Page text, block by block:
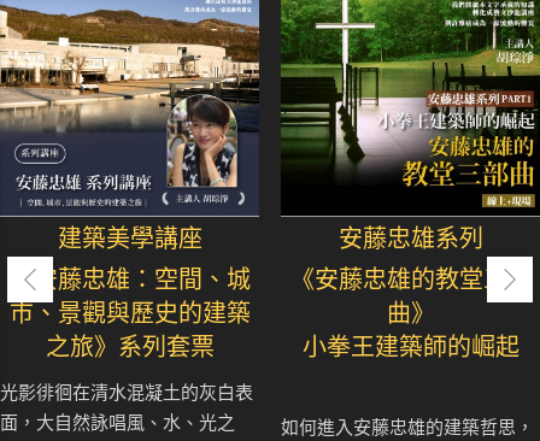
建築美學講座
《安藤忠雄：空間、城
市、景觀與歷史的建築
之旅》系列套票
光影徘徊在清水混凝土的灰白表
面，大自然詠唱風、水、光之
安藤忠雄系列
《安藤忠雄的教堂三部
曲》
小拳王建築師的崛起
如何進入安藤忠雄的建築哲思，